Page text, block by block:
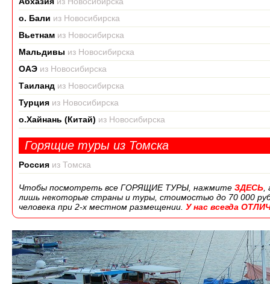
о. Бали из Новосибирска
Вьетнам из Новосибирска
Мальдивы из Новосибирска
ОАЭ из Новосибирска
Таиланд из Новосибирска
Турция из Новосибирска
о.Хайнань (Китай) из Новосибирска
Горящие туры из Томска
Россия из Томска
Чтобы посмотреть все ГОРЯЩИЕ ТУРЫ, нажмите ЗДЕСЬ
лишь некоторые страны и туры, стоимостью до 70 000
человека при 2-х местном размещении. У нас всегда